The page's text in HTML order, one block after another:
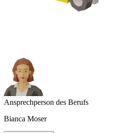
Ansprechperson des Berufs
Bianca Moser